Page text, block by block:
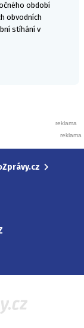
období
obvodních
stíhání v